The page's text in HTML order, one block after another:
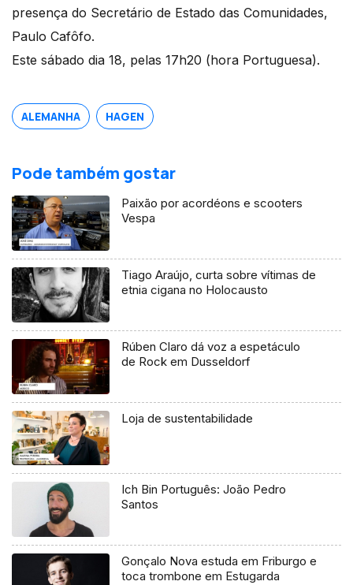
presença do Secretário de Estado das Comunidades,
Paulo Cafôfo.
Este sábado dia 18, pelas 17h20 (hora Portuguesa).
ALEMANHA HAGEN
Pode também gostar
Paixão por acordéons e scooters
Vespa
Tiago Araújo, curta sobre vítimas de
etnia cigana no Holocausto
Rúben Claro dá voz a espetáculo
de Rock em Dusseldorf
Loja de sustentabilidade
Ich Bin Português: João Pedro
Santos
Gonçalo Nova estuda em Friburgo e
toca trombone em Estugarda